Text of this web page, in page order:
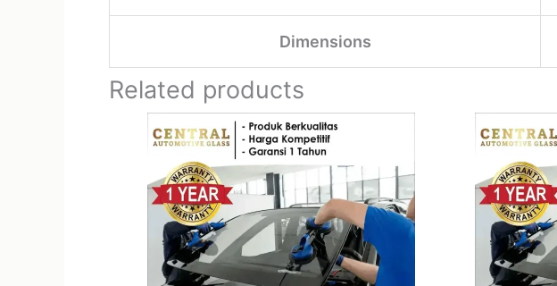
Dimensions
Related products